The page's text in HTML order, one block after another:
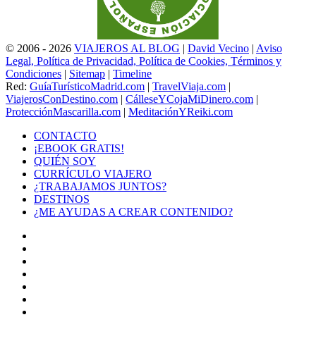
© 2006 - 2026 VIAJEROS AL BLOG | David Vecino | Aviso
Legal, Política de Privacidad, Política de Cookies, Términos y
Condiciones | Sitemap | Timeline
Red: GuíaTurísticoMadrid.com | TravelViaja.com |
ViajerosConDestino.com | CálleseYCojaMiDinero.com |
ProtecciónMascarilla.com | MeditaciónYReiki.com
CONTACTO
¡EBOOK GRATIS!
QUIÉN SOY
CURRÍCULO VIAJERO
¿TRABAJAMOS JUNTOS?
DESTINOS
¿ME AYUDAS A CREAR CONTENIDO?